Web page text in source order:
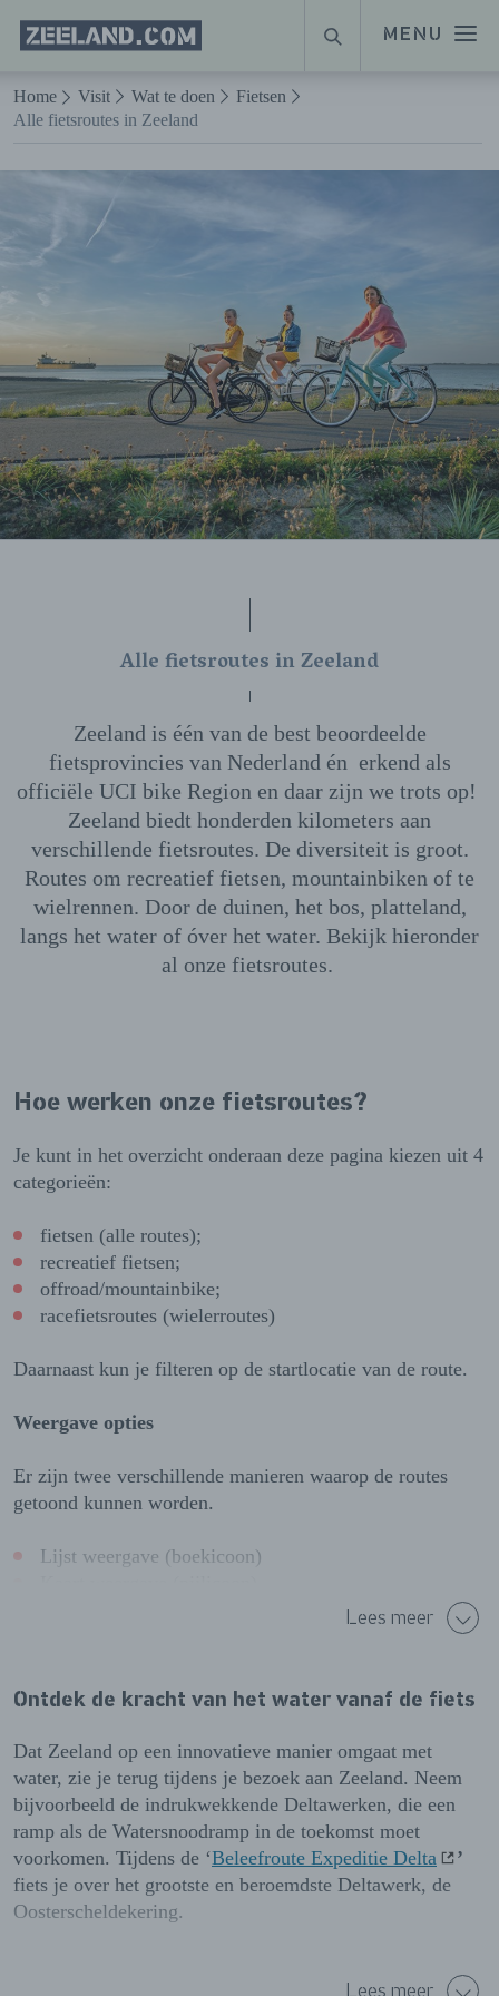
Naar hoofdinhoud
MENU
Homepage
Zeeland.com
ZOEKEN
Home Visit Wat te doen
Fietsen
Alle fietsroutes in Zeeland
Alle fietsroutes in Zeeland
Zeeland is één van de best beoordeelde
fietsprovincies van Nederland én erkend als
officiële UCI bike Region en daar zijn we trots op!
Zeeland biedt honderden kilometers aan
verschillende fietsroutes. De diversiteit is groot.
Routes om recreatief fietsen, mountainbiken of te
wielrennen. Door de duinen, het bos, platteland,
langs het water of óver het water. Bekijk hieronder
al onze fietsroutes.
Hoe werken onze fietsroutes?
Je kunt in het overzicht onderaan deze pagina kiezen uit 4
categorieën:
fietsen (alle routes);
recreatief fietsen;
offroad/mountainbike;
racefietsroutes (wielerroutes)
Daarnaast kun je filteren op de startlocatie van de route.
Weergave opties
Er zijn twee verschillende manieren waarop de routes
getoond kunnen worden.
Lijst weergave (boekicoon)
In de kaartweergave zie je in sommige gebieden een cijfer
aan. Benieuwd naar de startlocaties? Klik op de gewenste
Op de routepagina vind je de uitgebreide beschrijving van
de fietsroute. Je ziet hoe de route geografisch afgelegd
wordt en hoe lang de route is. Ook lees je welke
bezienswaardigheden enfietscafé'sje onderweg tegen
komt.
voor je medereizigers bijvoorbeeld! Daarnaast kan je het
Lees meer
Ontdek de kracht van het water vanaf de fiets
Dat Zeeland op een innovatieve manier omgaat met
water, zie je terug tijdens je bezoek aan Zeeland. Neem
bijvoorbeeld de indrukwekkende Deltawerken, die een
ramp als de Watersnoodramp in de toekomst moet
voorkomen. Tijdens de ‘Beleefroute Expeditie Delta
’
fiets je over het grootste en beroemdste Deltawerk, de
Oosterscheldekering.